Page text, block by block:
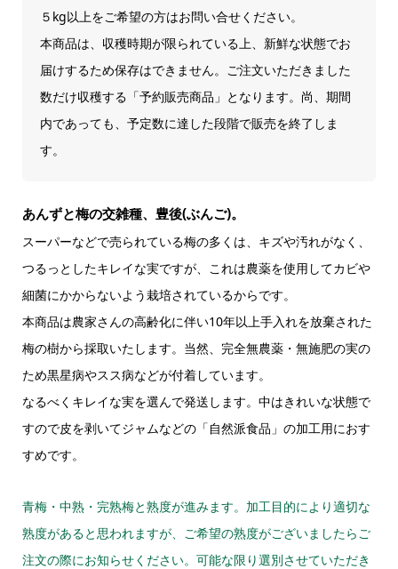
５kg以上をご希望の方はお問い合せください。
本商品は、収穫時期が限られている上、新鮮な状態でお
届けするため保存はできません。ご注文いただきました
数だけ収穫する「予約販売商品」となります。尚、期間
内であっても、予定数に達した段階で販売を終了しま
す。
あんずと梅の交雑種、豊後(ぶんご)。
スーパーなどで売られている梅の多くは、キズや汚れがなく、
つるっとしたキレイな実ですが、これは農薬を使用してカビや
細菌にかからないよう栽培されているからです。
本商品は農家さんの高齢化に伴い10年以上手入れを放棄された
梅の樹から採取いたします。当然、完全無農薬・無施肥の実の
ため黒星病やスス病などが付着しています。
なるべくキレイな実を選んで発送します。中はきれいな状態で
すので皮を剥いてジャムなどの「自然派食品」の加工用におす
すめです。
青梅・中熟・完熟梅と熟度が進みます。加工目的により適切な
熟度があると思われますが、ご希望の熟度がございましたらご
注文の際にお知らせください。可能な限り選別させていただき